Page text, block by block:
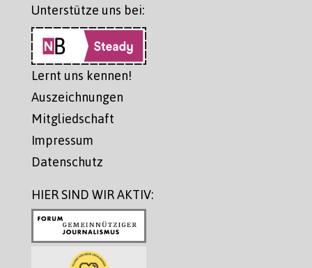
Unterstütze uns bei:
Lernt uns kennen!
Auszeichnungen
Mitgliedschaft
Impressum
Datenschutz
HIER SIND WIR AKTIV: